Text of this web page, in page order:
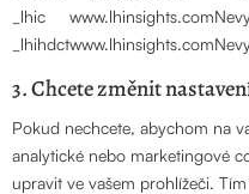
_lhic
www.lhinsights.com
_lhihdctwww.lhinsights.com
3.Chcete změnit
Pokud nechcete, abychom na
analytické nebo marketingové
upravit ve vašem prohlížeči.